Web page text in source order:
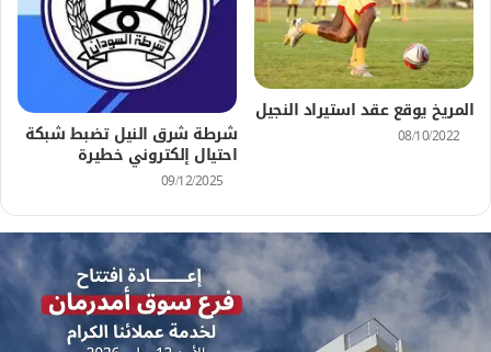
المريخ يوقع عقد استيراد النجيل
08/10/2022 شرطة شرق النيل تضبط شبكة
احتيال إلكتروني خطيرة
09/12/2025